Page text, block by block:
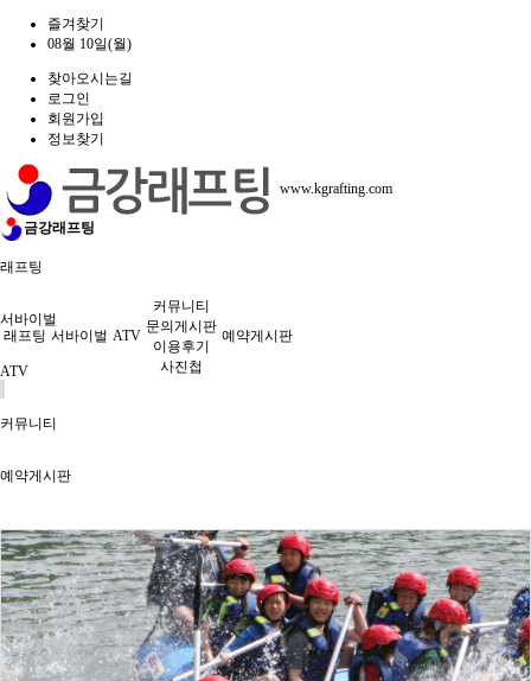
즐겨찾기
08월 10일(월)
찾아오시는길
로그인
회원가입
정보찾기
www.kgrafting.com
금강래프팅
래프팅
서바이벌
ATV
커뮤니티
예약게시판
래프팅 서바이벌 ATV
커뮤니티
문의게시판
이용후기
사진첩
예약게시판